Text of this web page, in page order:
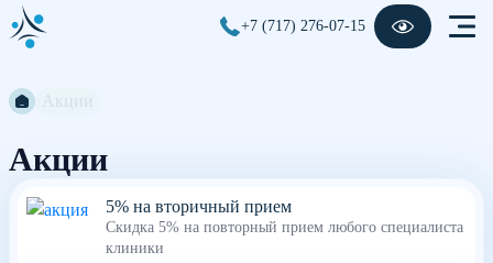
+7 (717) 276-07-15
Акции
5% на вторичный прием
Скидка 5% на повторный прием любого специалиста
клиники